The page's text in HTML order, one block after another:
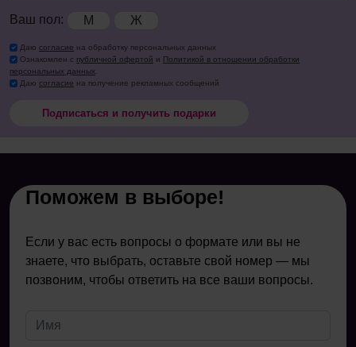
Ваш пол: М Ж
Даю согласие на обработку персональных данных
Ознакомлен с публичной офертой и Политикой в отношении обработки
персональных данных.
Даю согласие на получение рекламных сообщений
Подписаться и получить подарки
Поможем в выборе!
Если у вас есть вопросы о формате или вы не
знаете, что выбрать, оставьте свой номер — мы
позвоним, чтобы ответить на все ваши вопросы.